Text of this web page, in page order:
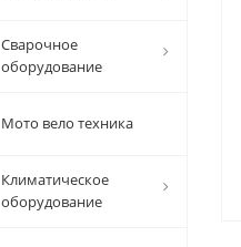
Сварочное
оборудование
Мото вело техника
Климатическое
оборудование